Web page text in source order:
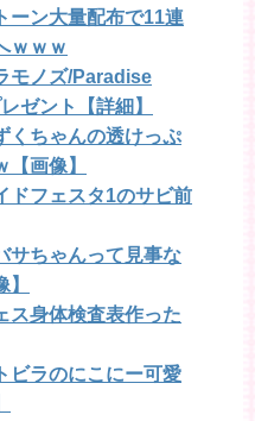
ーン大量配布で11連
ｗｗｗ
モノズ/Paradise
ゼント【詳細】
くちゃんの透けっぷ
画像】
ドフェスタ1のサビ前
サちゃんって見事な
ス身体検査表作った
ビラのにこにー可愛